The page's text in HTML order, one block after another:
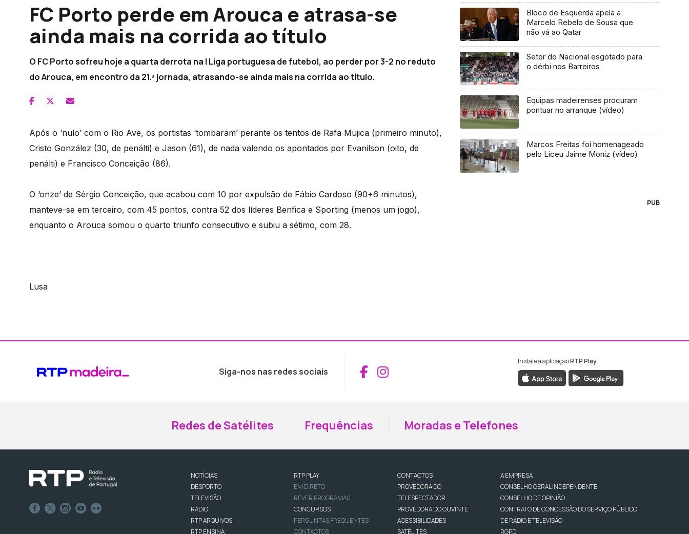
FC Porto perde em Arouca e atrasa-se
ainda mais na corrida ao título
O FC Porto sofreu hoje a quarta derrota na I Liga portuguesa de futebol, ao perder por 3-2 no reduto
do Arouca, em encontro da 21.ª jornada, atrasando-se ainda mais na corrida ao título.
Após o ‘nulo’ com o Rio Ave, os portistas ‘tombaram’ perante os tentos de Rafa Mujica (primeiro minuto),
Cristo González (30, de penálti) e Jason (61), de nada valendo os apontados por Evanilson (oito, de
penálti) e Francisco Conceição (86).
O ‘onze’ de Sérgio Conceição, que acabou com 10 por expulsão de Fábio Cardoso (90+6 minutos),
manteve-se em terceiro, com 45 pontos, contra 52 dos líderes Benfica e Sporting (menos um jogo),
enquanto o Arouca somou o quarto triunfo consecutivo e subiu a sétimo, com 28.
Lusa
Bloco de Esquerda apela a
Marcelo Rebelo de Sousa que
não vá ao Qatar
Setor do Nacional esgotado para
o dérbi nos Barreiros
Equipas madeirenses procuram
pontuar no arranque (vídeo)
Marcos Freitas foi homenageado
pelo Liceu Jaime Moniz (vídeo)
PUB
Siga-nos nas redes sociais Aceder ao Facebook da RTP Madeira
Aceder ao Instagram da RTP Madeira
Instale a aplicaçãoRTP Play
Redes de Satélites Frequências Moradas e Telefones
NOTÍCIAS
DESPORTO
TELEVISÃO
RÁDIO
RTP ARQUIVOS
RTP ENSINA
RTP PLAY
EM DIRETO
REVER PROGRAMAS
CONCURSOS
PERGUNTAS FREQUENTES
CONTACTOS
CONTACTOS
PROVEDORA DO
TELESPECTADOR
PROVEDORA DO OUVINTE
ACESSIBILIDADES
SATÉLITES
A EMPRESA
CONSELHO GERAL INDEPENDENTE
CONSELHO DE OPINIÃO
CONTRATO DE CONCESSÃO DO SERVIÇO PÚBLICO
DE RÁDIO E TELEVISÃO
RGPD